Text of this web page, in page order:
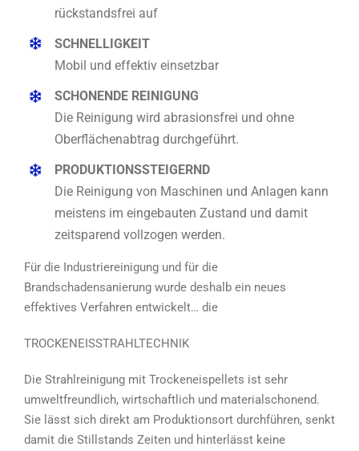
rückstandsfrei auf
SCHNELLIGKEIT
Mobil und effektiv einsetzbar
SCHONENDE REINIGUNG
Die Reinigung wird abrasionsfrei und ohne
Oberflächenabtrag durchgeführt.
PRODUKTIONSSTEIGERND
Die Reinigung von Maschinen und Anlagen kann
meistens im eingebauten Zustand und damit
zeitsparend vollzogen werden.
Für die Industriereinigung und für die
Brandschadensanierung wurde deshalb ein neues
effektives Verfahren entwickelt… die
TROCKENEISSTRAHLTECHNIK
Die Strahlreinigung mit Trockeneispellets ist sehr
umweltfreundlich, wirtschaftlich und materialschonend.
Sie lässt sich direkt am Produktionsort durchführen, senkt
damit die Stillstands Zeiten und hinterlässt keine